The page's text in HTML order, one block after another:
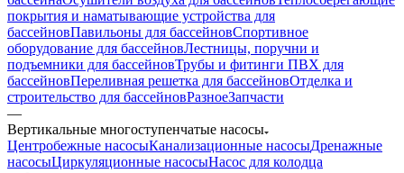
покрытия и наматывающие устройства для
бассейновПавильоны для бассейновСпортивное
оборудование для бассейновЛестницы, поручни и
подъемники для бассейновТрубы и фитинги ПВХ для
бассейновПереливная решетка для бассейновОтделка и
строительство для бассейновРазноеЗапчасти
—
Вертикальные многоступенчатые насосы
Центробежные насосыКанализационные насосыДренажные
насосыЦиркуляционные насосыНасос для колодца